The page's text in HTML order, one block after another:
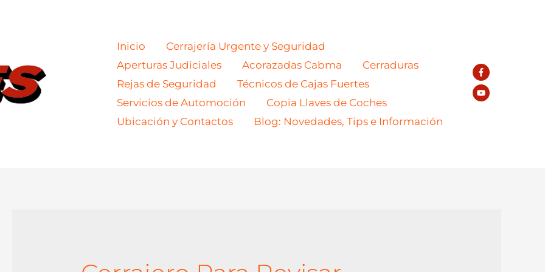
Inicio
Cerrajería Urgente y Seguridad
Aperturas Judiciales
Acorazadas Cabma
Cerraduras
Rejas de Seguridad
Técnicos de Cajas Fuertes
Servicios de Automoción
Copia Llaves de Coches
Ubicación y Contactos
Blog: Novedades, Tips e Información